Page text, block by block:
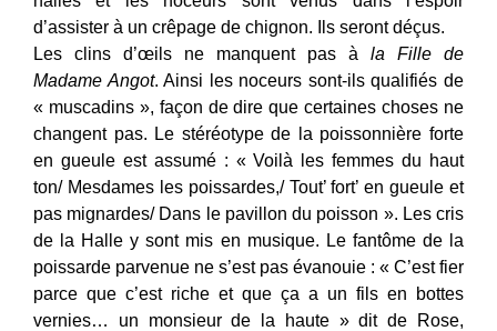
d’assister à un crêpage de chignon. Ils seront déçus.
Les clins d’œils ne manquent pas à la Fille de
Madame Angot. Ainsi les noceurs sont-ils qualifiés de
« muscadins », façon de dire que certaines choses ne
changent pas. Le stéréotype de la poissonnière forte
en gueule est assumé : « Voilà les femmes du haut
ton/ Mesdames les poissardes,/ Tout’ fort’ en gueule et
pas mignardes/ Dans le pavillon du poisson ». Les cris
de la Halle y sont mis en musique. Le fantôme de la
poissarde parvenue ne s’est pas évanouie : « C’est fier
parce que c’est riche et que ça a un fils en bottes
vernies… un monsieur de la haute » dit de Rose,